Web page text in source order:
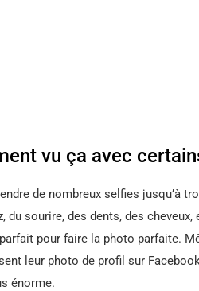
vu ça avec
de nombreux selfies jusqu’à
du sourire, des dents, des
pour faire la photo parfaite.
leur photo de profil sur
énorme.